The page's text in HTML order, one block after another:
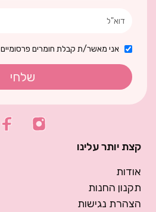
אני מאשר/ת קבלת חומרים פרסומיים
שלחי
קצת יותר עלינו
אודות
תקנון החנות
הצהרת נגישות